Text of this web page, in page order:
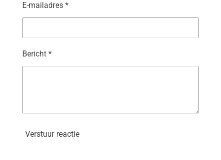
E-mailadres *
Bericht *
Verstuur reactie